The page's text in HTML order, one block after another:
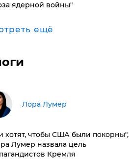
ядерной войны"
ещё
​Лора Лумер
хотят, чтобы США были покорны",
Лумер назвала цель
Кремля